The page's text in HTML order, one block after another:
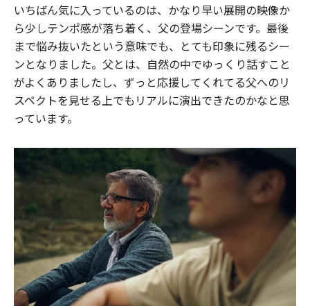
いちばん気に入っているのは、かなり早い展開の映像か
ら少しテンポ感が落ち着く、父の登場シーンです。最後
まで悩み抜いたという意味でも、とても印象に残るシー
ンとなりました。父とは、自然の中でゆっくり話すこと
がよくありましたし、ずっと応援してくれてる父へのリ
スペクトを見せる上でもリアルに演出できたのかなと思
っています。